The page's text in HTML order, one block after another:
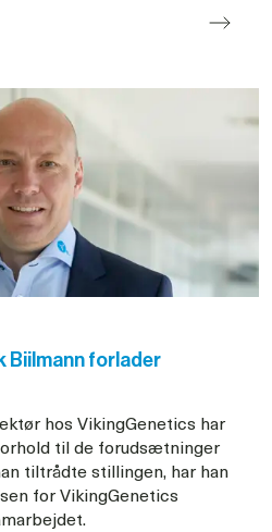
Biilmann forlader
hos VikingGenetics har
til de forudsætninger
tiltrådte stillingen, har han
for VikingGenetics